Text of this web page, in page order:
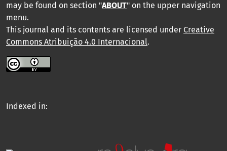
may be found on section "ABOUT" on the upper navigation
menu.
This journal and its contents are licensed under Creative
Commons Atribuição 4.0 Internacional.
Indexed in: